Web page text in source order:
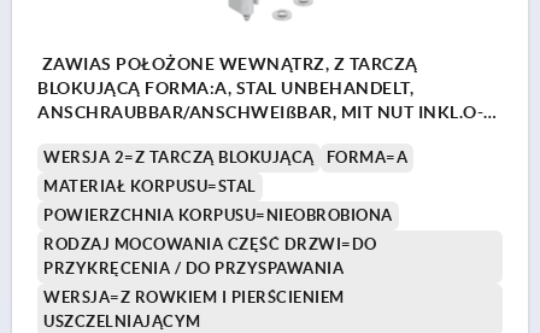
ZAWIAS POŁOŻONE WEWNĄTRZ, Z TARCZĄ
BLOKUJĄCĄ FORMA:A, STAL UNBEHANDELT,
ANSCHRAUBBAR/ANSCHWEIßBAR, MIT NUT INKL.O-
WERSJA 2=Z TARCZĄ BLOKUJĄCĄ
FORMA=A
MATERIAŁ KORPUSU=STAL
POWIERZCHNIA KORPUSU=NIEOBROBIONA
RODZAJ MOCOWANIA CZĘŚĆ DRZWI=DO
PRZYKRĘCENIA / DO PRZYSPAWANIA
WERSJA=Z ROWKIEM I PIERŚCIENIEM
USZCZELNIAJĄCYM